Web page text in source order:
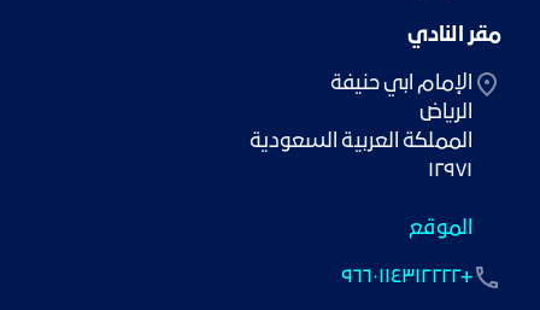
مقر النادي
١٢٩٧١
الموقع
+٩٦٦٠١١٤٣١٢٢٢٢